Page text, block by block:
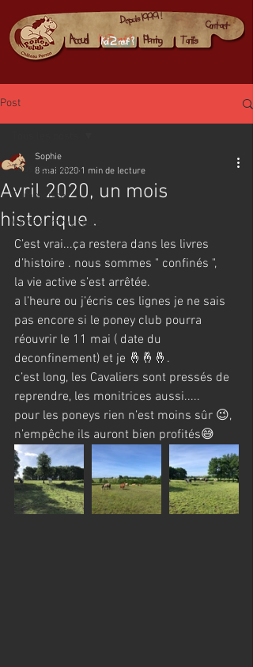
Koi 2 neuf ? Planning
Accueil
Contact
Depuis 1999 !
Tarifs
Post
Tous les posts
Commencer
Votre communauté
Avril 2020, un mois
historique .
Sophie
8 mai 2020 1 min de lecture
C’est vrai...ça restera dans les livres
d’histoire . nous sommes " confinés ",
la vie active s’est arrêtée.
a l’heure ou j’écris ces lignes je ne sais
pas encore si le poney club pourra
réouvrir le 11 mai ( date du
deconfinement) et je 🤞🤞🤞.
c’est long, les Cavaliers sont pressés de
reprendre, les monitrices aussi.....
pour les poneys rien n’est moins sûr 😉,
n’empêche ils auront bien profités😅